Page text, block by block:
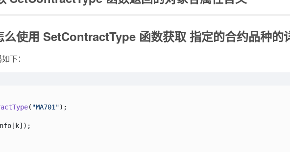
使用 SetContractType 函数获取 指定的合约品种的
下：
( "MA701");